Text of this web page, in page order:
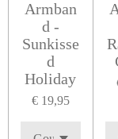
Armban
d -
Sunkisse
d
Holiday
€ 19,95